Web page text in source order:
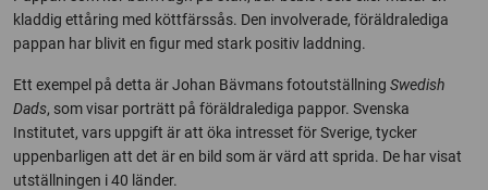
kladdig ettåring med köttfärssås. Den involverade, föräldralediga
pappan har blivit en figur med stark positiv laddning.
Ett exempel på detta är Johan Bävmans fotoutställning Swedish
Dads, som visar porträtt på föräldralediga pappor. Svenska
Institutet, vars uppgift är att öka intresset för Sverige, tycker
uppenbarligen att det är en bild som är värd att sprida. De har visat
utställningen i 40 länder.